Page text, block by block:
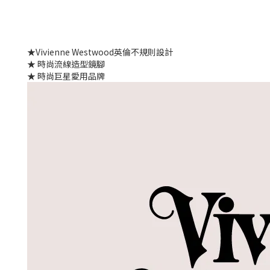
★Vivienne Westwood英倫不規則設計
★ 時尚流線造型鏡腳
★ 時尚巨星愛用品牌